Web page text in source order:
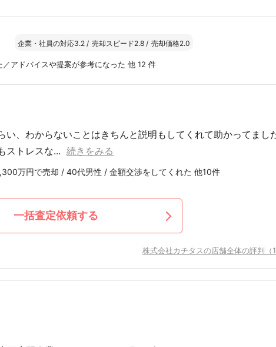
企業・社員の対応3.2 / 売却スピード2.8 / 売却価格2.0
アドバイスや提案が参考になった 他 12 件
い、わからないことはきちんと説明もしてくれて助かってまし
ストレスな... 続きをみる
万円で売却 / 40代男性 / 金額交渉をしてくれた 他10件
一括査定依頼する
株式会社カチタスの店舗全体の評判（